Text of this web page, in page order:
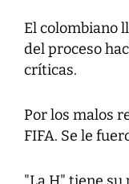
El colombiano
del proceso
críticas.
Por los malos
FIFA. Se le
"La H" tiene su